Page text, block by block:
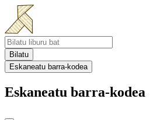
Bilatu
Eskaneatu barra-kodea
Eskaneatu barra-kodea